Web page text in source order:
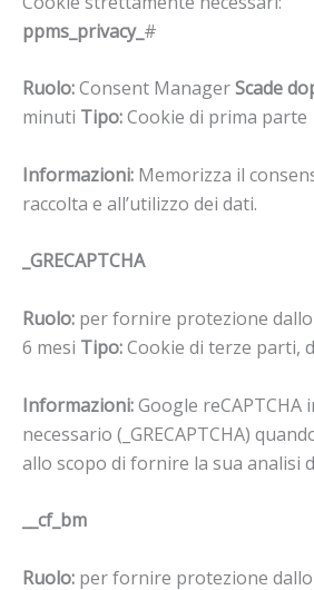
ppms_privacy_ #
Ruolo:Consent ManagerScade
minuti Tipo:Cookie di prima parte
Informazioni: Memorizza il
raccolta e all’utilizzo dei dati.
_GRECAPTCHA
Ruolo: per fornire protezione
6 mesi Tipo:Cookie di terze parti,
Informazioni:Google reCAPTCHA
necessario (_GRECAPTCHA)
allo scopo di fornire la sua analisi
__cf_bm
Ruolo: per fornire protezione